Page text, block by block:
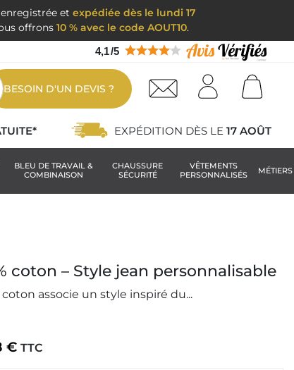
enregistrée etexpédiée dès le lundi 17
offrons 10 % avec le code AOUT10.
4,1/5
BESOIN D'UN DEVIS ?
EXPÉDITION DÈS LE 17 AOÛT
BLEU DE TRAVAIL &
COMBINAISON
CHAUSSURE
SÉCURITÉ
VÊTEMENTS
PERSONNALISÉS
MÉTIERS
coton – Style jean personnalisable
associe un style inspiré du...
€ TTC